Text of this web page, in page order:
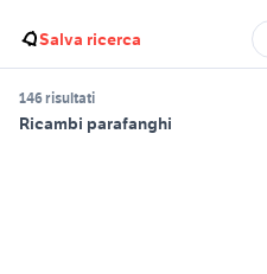
Salva ricerca
146 risultati
Ricambi parafanghi